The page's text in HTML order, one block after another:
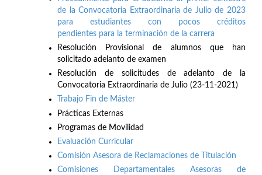
de la Convocatoria Extraordinaria de Julio de 2023
para estudiantes con pocos créditos
pendientes para la terminación de la carrera
Resolución Provisional de alumnos que han
solicitado adelanto de examen
Resolución de solicitudes de adelanto de la
Convocatoria Extraordinaria de Julio (23-11-2021)
Trabajo Fin de Máster
Prácticas Externas
Programas de Movilidad
Evaluación Curricular
Comisión Asesora de Reclamaciones de Titulación
Comisiones Departamentales Asesoras de